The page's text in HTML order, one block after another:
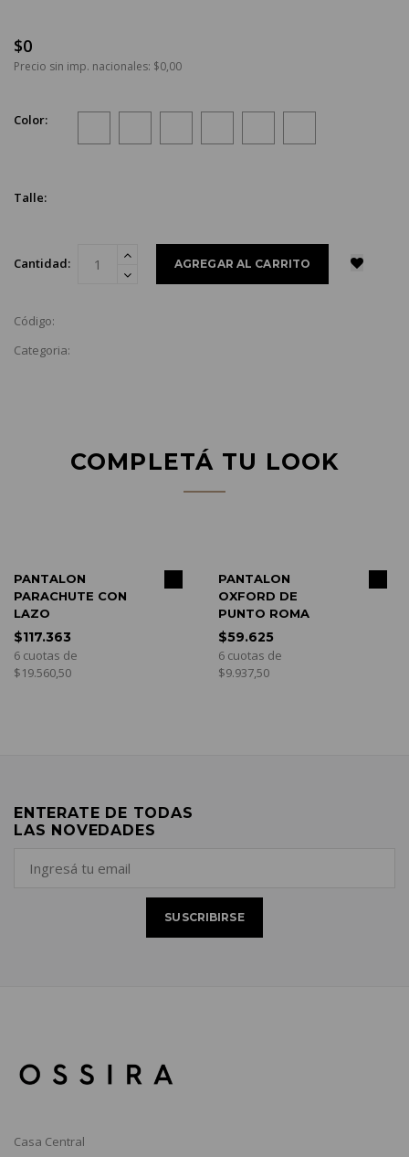
$0
Precio sin imp. nacionales: $0,00
Color:
Talle:
Cantidad:
Código:
Categoria:
COMPLETÁ TU LOOK
PANTALON
PARACHUTE CON
LAZO
$117.363
6 cuotas de
$19.560,50
PANTALON
OXFORD DE
PUNTO ROMA
$59.625
6 cuotas de
$9.937,50
ENTERATE DE TODAS
LAS NOVEDADES
Casa Central